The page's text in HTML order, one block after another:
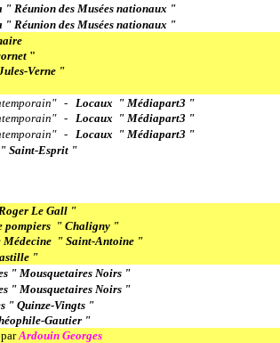
" Réunion des Musées nationaux "
" Réunion des Musées nationaux "
"
Verne "
- Locaux " Médiapart3 "
- Locaux " Médiapart3 "
- Locaux " Médiapart3 "
Saint-Esprit "
Le Gall "
pompiers " Chaligny "
Médecine " Saint-Antoine "
"
" Mousquetaires Noirs "
" Mousquetaires Noirs "
" Quinze-Vingts "
Gautier "
par Ardouin Georges